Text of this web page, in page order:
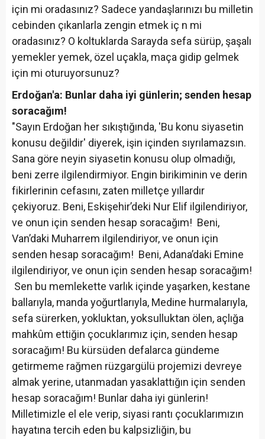
için mi oradasınız? Sadece yandaşlarınızı bu milletin
cebinden çıkanlarla zengin etmek iç n mi
oradasınız? O koltuklarda Sarayda sefa sürüp, şaşalı
yemekler yemek, özel uçakla, maça gidip gelmek
için mi oturuyorsunuz?
Erdoğan'a: Bunlar daha iyi günlerin; senden hesap
soracağım!
"Sayın Erdoğan her sıkıştığında, 'Bu konu siyasetin
konusu değildir' diyerek, işin içinden sıyrılamazsın.
Sana göre neyin siyasetin konusu olup olmadığı,
beni zerre ilgilendirmiyor. Engin birikiminin ve derin
fikirlerinin cefasını, zaten milletçe yıllardır
çekiyoruz. Beni, Eskişehir’deki Nur Elif ilgilendiriyor,
ve onun için senden hesap soracağım! Beni,
Van’daki Muharrem ilgilendiriyor, ve onun için
senden hesap soracağım! Beni, Adana’daki Emine
ilgilendiriyor, ve onun için senden hesap soracağım!
Sen bu memlekette varlık içinde yaşarken, kestane
ballarıyla, manda yoğurtlarıyla, Medine hurmalarıyla,
sefa sürerken, yokluktan, yoksulluktan ölen, açlığa
mahkûm ettiğin çocuklarımız için, senden hesap
soracağım! Bu kürsüden defalarca gündeme
getirmeme rağmen rüzgargülü projemizi devreye
almak yerine, utanmadan yasaklattığın için senden
hesap soracağım! Bunlar daha iyi günlerin!
Milletimizle el ele verip, siyasi rantı çocuklarımızın
hayatına tercih eden bu kalpsizliğin, bu